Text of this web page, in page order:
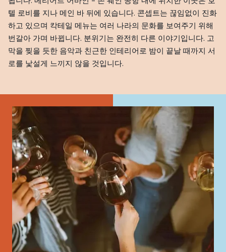
텔 로비를 지나 메인 바 뒤에 있습니다. 콘셉트는 끊임없이 진화
하고 있으며 칵테일 메뉴는 여러 나라의 문화를 보여주기 위해
번갈아 가며 바뀝니다. 분위기는 완전히 다른 이야기입니다. 고
막을 찢을 듯한 음악과 친근한 인테리어로 밤이 끝날 때까지 서
로를 낯설게 느끼지 않을 것입니다.